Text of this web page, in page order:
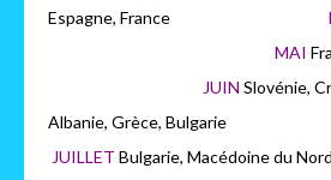
Espagne, France
MAI
JUIN Slovénie,
Albanie, Grèce,
JUILLET Bulgarie, Macédoine du